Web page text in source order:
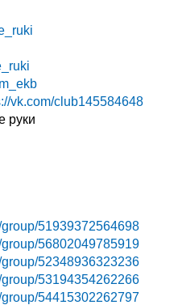
vk.com/club145584648
руки
51939372564698
56802049785919
52348936323236
53194354262266
54415302262797